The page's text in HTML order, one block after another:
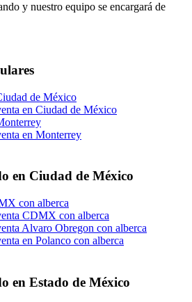
y nuestro equipo se encargará de
de México
en Ciudad de México
en Monterrey
en Ciudad de México
con alberca
CDMX con alberca
Alvaro Obregon con alberca
en Polanco con alberca
en Estado de México